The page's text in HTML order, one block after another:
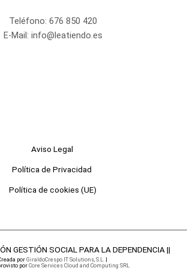
Teléfono: 676 850 420
E-Mail: info@leatiendo.es
Aviso Legal
Política de Privacidad
Política de cookies (UE)
GESTIÓN SOCIAL PARA LA DEPENDENCIA ||
porGiraldoCrespo IT Solutions, S.L.
por Core Services Cloud and Computing SRL